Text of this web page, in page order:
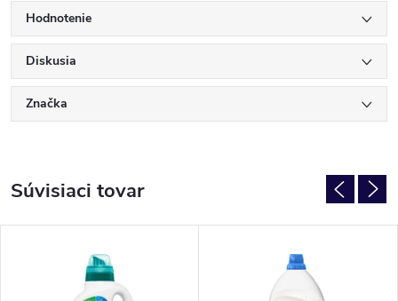
Hodnotenie
Diskusia
Značka
Súvisiaci tovar